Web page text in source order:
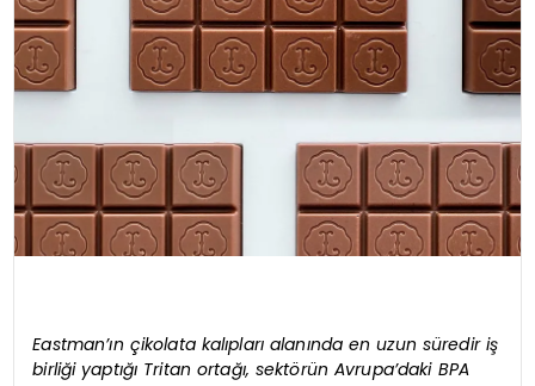
Eastman’ın çikolata kalıpları alanında en uzun süredir iş
birliği yaptığı Tritan ortağı, sektörün Avrupa’daki BPA